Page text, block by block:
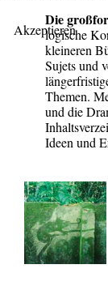
Die
logische
kleineren
Sujets und
Themen.
und die
Ideen und
Akzeptieren